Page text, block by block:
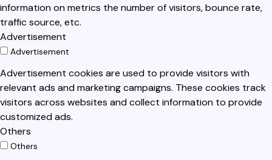
information on metrics the number of visitors, bounce rate,
traffic source, etc.
Advertisement
Advertisement
Advertisement cookies are used to provide visitors with
relevant ads and marketing campaigns. These cookies track
visitors across websites and collect information to provide
customized ads.
Others
Others